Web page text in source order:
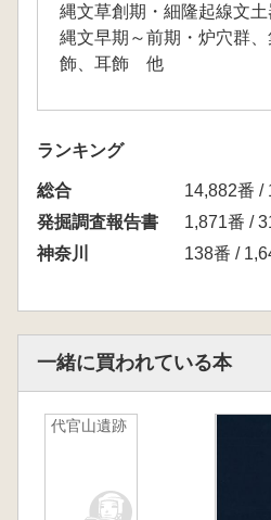
縄文草創期・細隆起線文
縄文早期～前期・炉穴群
飾、耳飾 他
ランキング
総合
14,882番 /
発掘調査報告書
1,871番 /
神奈川
138番 /
一緒に買われている本
代官山遺跡